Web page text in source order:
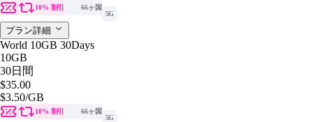
10% 割引
66ヶ国
5G
プラン詳細
World 10GB 30Days
10GB
30日間
$35.00
$3.50/GB
10% 割引
66ヶ国
5G